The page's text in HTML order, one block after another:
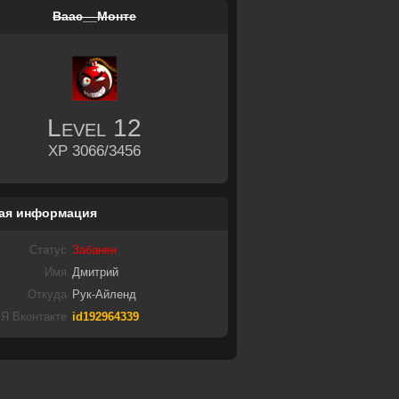
Ваас__Монте
Level 12
XP 3066/3456
информация
Статус Забанен
Имя Дмитрий
Откуда Рук-Айленд
Я Вконтакте id192964339